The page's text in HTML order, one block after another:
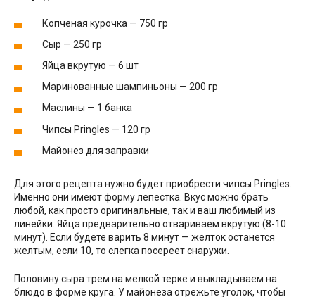
Копченая курочка — 750 гр
Сыр — 250 гр
Яйца вкрутую — 6 шт
Маринованные шампиньоны — 200 гр
Маслины — 1 банка
Чипсы Pringles — 120 гр
Майонез для заправки
Для этого рецепта нужно будет приобрести чипсы Pringles.
Именно они имеют форму лепестка. Вкус можно брать
любой, как просто оригинальные, так и ваш любимый из
линейки. Яйца предварительно отвариваем вкрутую (8-10
минут). Если будете варить 8 минут — желток останется
желтым, если 10, то слегка посереет снаружи.
Половину сыра трем на мелкой терке и выкладываем на
блюдо в форме круга. У майонеза отрежьте уголок, чтобы